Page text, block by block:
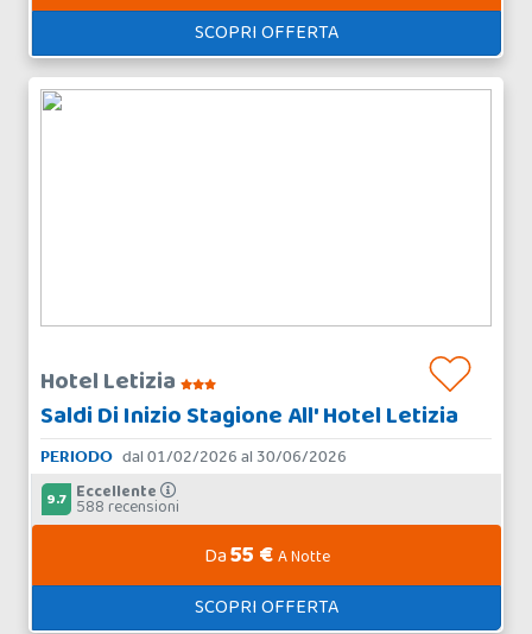
SCOPRI OFFERTA
Hotel Letizia
Saldi Di Inizio Stagione All' Hotel Letizia
PERIODO dal 01/02/2026 al 30/06/2026
9.7 Eccellente
588 recensioni
Da55 €A Notte
SCOPRI OFFERTA